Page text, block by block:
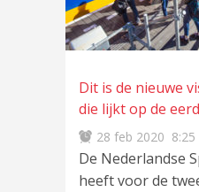
Dit is de nieuwe
die lijkt op de
28 feb 2020 8:25
De Nederlandse
heeft voor de